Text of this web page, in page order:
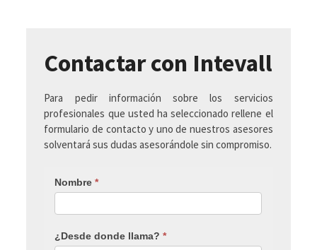
Contactar con Intevall
Para pedir información sobre los servicios
profesionales que usted ha seleccionado rellene el
formulario de contacto y uno de nuestros asesores
solventará sus dudas asesorándole sin compromiso.
Nombre*
¿Desde donde llama?*